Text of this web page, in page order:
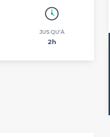
JUSQU'À
2h